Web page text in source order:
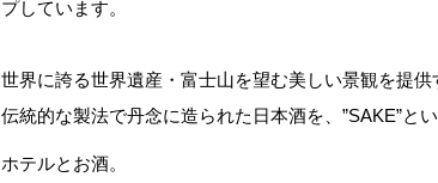
プしています。
世界に誇る世界遺産・富士山を望む美しい景観を提供
伝統的な製法で丹念に造られた日本酒を、”SAKE”と
ホテルとお酒。